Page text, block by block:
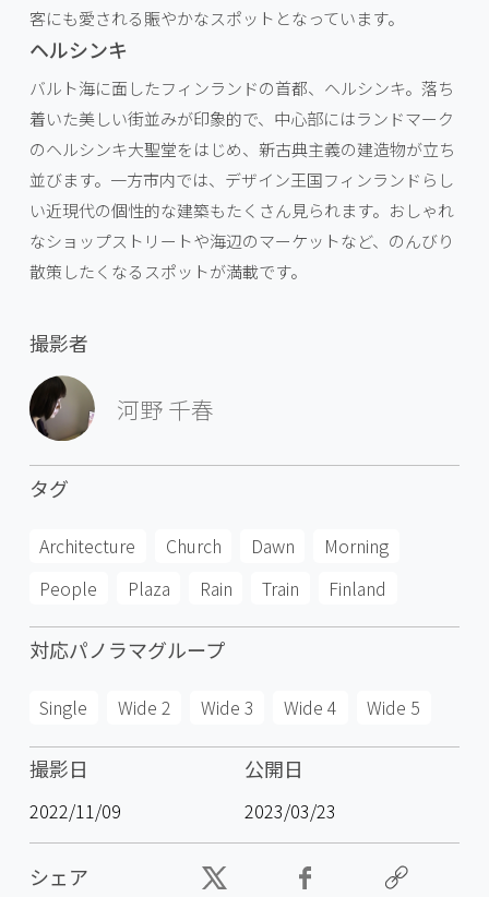
客にも愛される賑やかなスポットとなっています。
ヘルシンキ
バルト海に面したフィンランドの首都、ヘルシンキ。落ち
着いた美しい街並みが印象的で、中心部にはランドマーク
のヘルシンキ大聖堂をはじめ、新古典主義の建造物が立ち
並びます。一方市内では、デザイン王国フィンランドらし
い近現代の個性的な建築もたくさん見られます。おしゃれ
なショップストリートや海辺のマーケットなど、のんびり
散策したくなるスポットが満載です。
撮影者
河野 千春
タグ
Architecture Church Dawn
Morning
People
Plaza Rain Train Finland
対応パノラマグループ
Single Wide 2 Wide 3 Wide 4 Wide 5
撮影日
2022/11/09
公開日
2023/03/23
シェア